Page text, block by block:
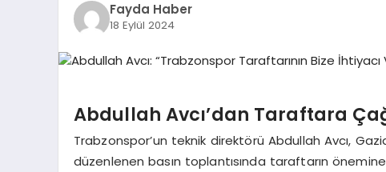
Fayda Haber
18 Eylül 2024
Abdullah Avcı’dan Taraftara
Trabzonspor’un teknik direktörü Abdullah Avcı,
düzenlenen basın toplantısında taraftarın